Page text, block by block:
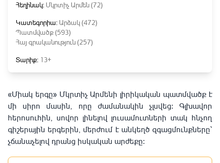
Հեղինակ: Մկրտիչ Արմեն (72)
Կատեգորիա: Արձակ (472)
Պատմվածք (593)
Հայ գրականություն (257)
Տարիք: 13+
«Միակ երգը» Մկրտիչ Արմենի լիրիկական պատմվածք է
մի սիրո մասին, որը ժամանակին չլսվեց։ Գլխավոր
հերոսուհին, սովոր լինելով լուսամուտների տակ հնչող
գիշերային երգերին, մերժում է անկեղծ զգացմունքները՝
չճանաչելով դրանց իսկական արժեքը։